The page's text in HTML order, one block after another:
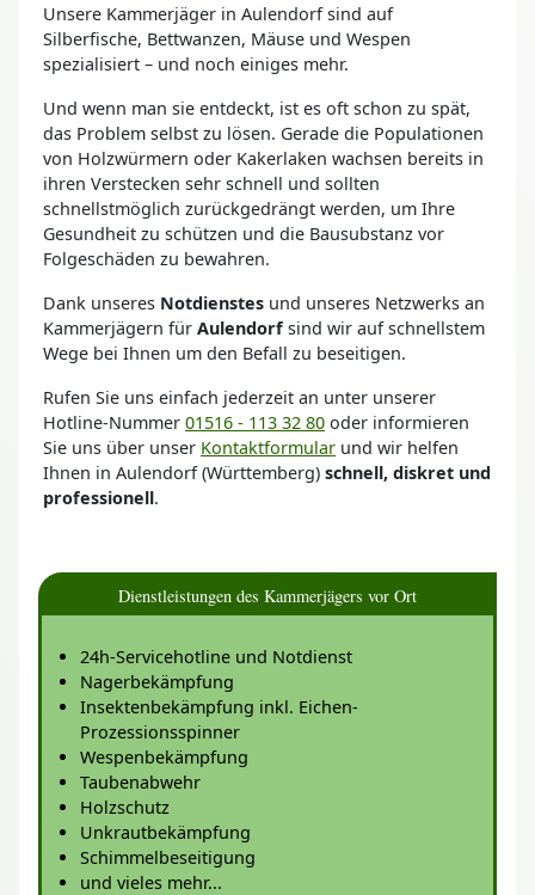
Unsere Kammerjäger in Aulendorf sind auf
Silberfische, Bettwanzen, Mäuse und Wespen
spezialisiert – und noch einiges mehr.
Und wenn man sie entdeckt, ist es oft schon zu spät,
das Problem selbst zu lösen. Gerade die Populationen
von Holzwürmern oder Kakerlaken wachsen bereits in
ihren Verstecken sehr schnell und sollten
schnellstmöglich zurückgedrängt werden, um Ihre
Gesundheit zu schützen und die Bausubstanz vor
Folgeschäden zu bewahren.
Dank unseres Notdienstes und unseres Netzwerks an
Kammerjägern für Aulendorf sind wir auf schnellstem
Wege bei Ihnen um den Befall zu beseitigen.
Rufen Sie uns einfach jederzeit an unter unserer
Hotline-Nummer 01516 - 113 32 80 oder informieren
Sie uns über unser Kontaktformular und wir helfen
Ihnen in Aulendorf (Württemberg) schnell, diskret und
professionell.
Dienstleistungen des Kammerjägers vor Ort
24h-Servicehotline und Notdienst
Nagerbekämpfung
Insektenbekämpfung inkl. Eichen-
Prozessionsspinner
Wespenbekämpfung
Taubenabwehr
Holzschutz
Unkrautbekämpfung
Schimmelbeseitigung
und vieles mehr...